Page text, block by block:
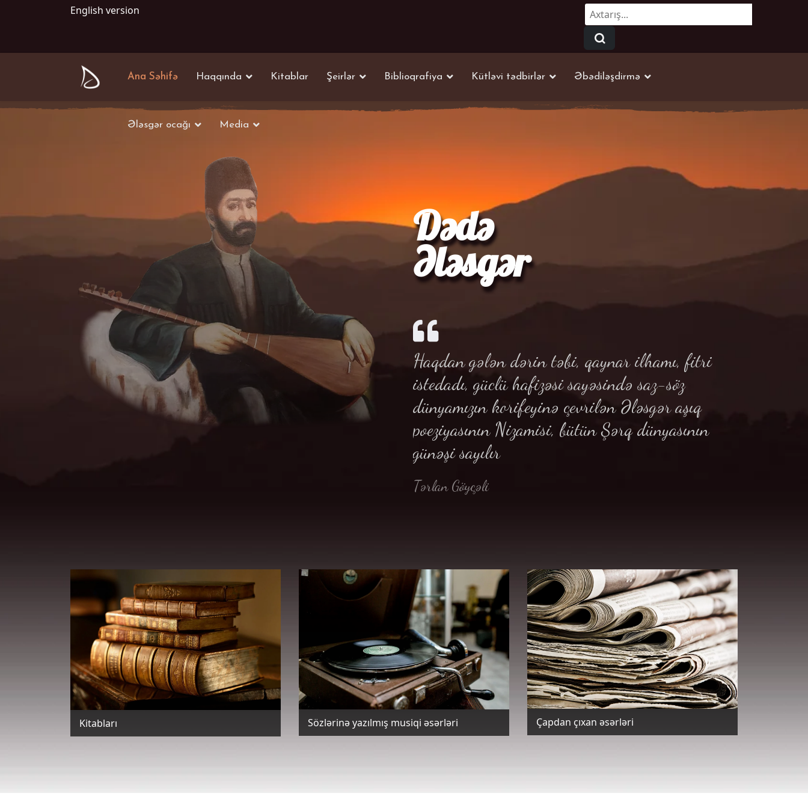
English version Axtarmaq...
Ana Səhifə Haqqında Kitablar Şeirlər Biblioqrafiya Kütləvi tədbirlər Əbədiləşdirmə
Ələsgər ocağı Media
Dədə
Ələsgər
Haqdan gələn dərin təbi, qaynar ilhamı, fitri
istedadı, güclü hafizəsi sayəsində saz-söz
dünyamızın korifeyinə çevrilən Ələsgər aşıq
poeziyasının Nizamisi, bütün Şərq dünyasının
günəşi sayılır
Tərlan Göyçəli
Kitabları Sözlərinə yazılmış musiqi əsərləri Çapdan çıxan əsərləri